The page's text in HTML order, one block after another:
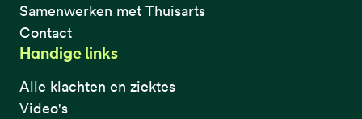
Samenwerken met Thuisarts
Contact
Handige links
Alle klachten en ziektes
Video's